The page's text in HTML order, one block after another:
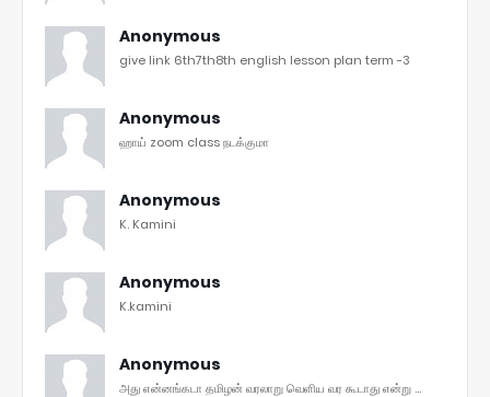
Anonymous
give link 6th7th8th english lesson plan term -3
Anonymous
ஹாய் zoom class நடக்குமா
Anonymous
K. Kamini
Anonymous
K.kamini
Anonymous
அது என்னங்கடா தமிழன் வரலாறு வெளிய வர கூடாது என்று ...